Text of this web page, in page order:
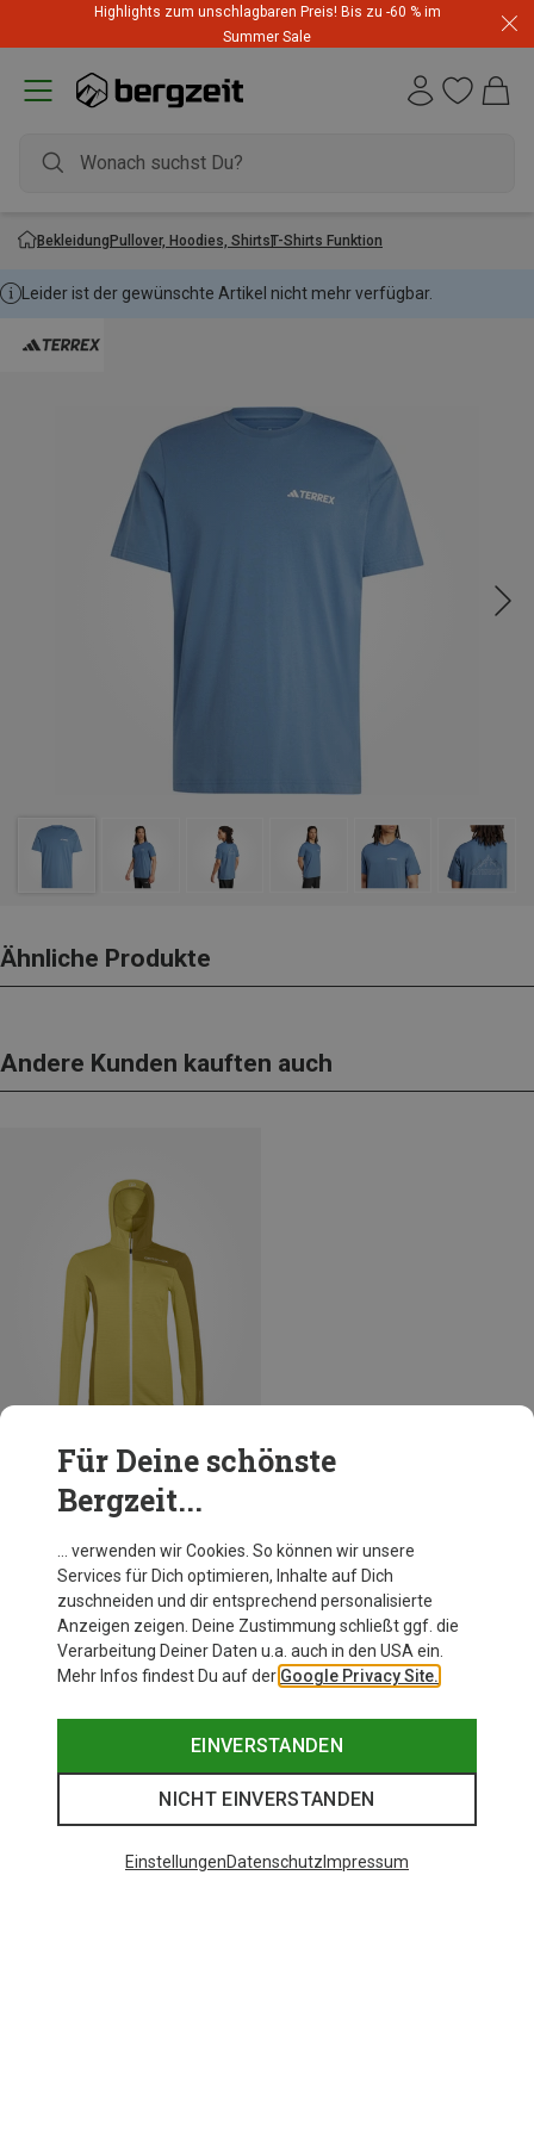
Highlights zum unschlagbaren Preis! Bis zu -60 % im
Summer Sale
BekleidungPullover, Hoodies, ShirtsT-Shirts Funktion
Leider ist der gewünschte Artikel nicht mehr verfügbar.
Ähnliche Produkte
Andere Kunden kauften auch
Du sparst 64%
Für Deine schönste
Bergzeit...
… verwenden wir Cookies. So können wir unsere
Services für Dich optimieren, Inhalte auf Dich
zuschneiden und dir entsprechend personalisierte
Anzeigen zeigen. Deine Zustimmung schließt ggf. die
Verarbeitung Deiner Daten u.a. auch in den USA ein.
Mehr Infos findest Du auf der Google Privacy Site.
EINVERSTANDEN
NICHT EINVERSTANDEN
EinstellungenDatenschutz Impressum